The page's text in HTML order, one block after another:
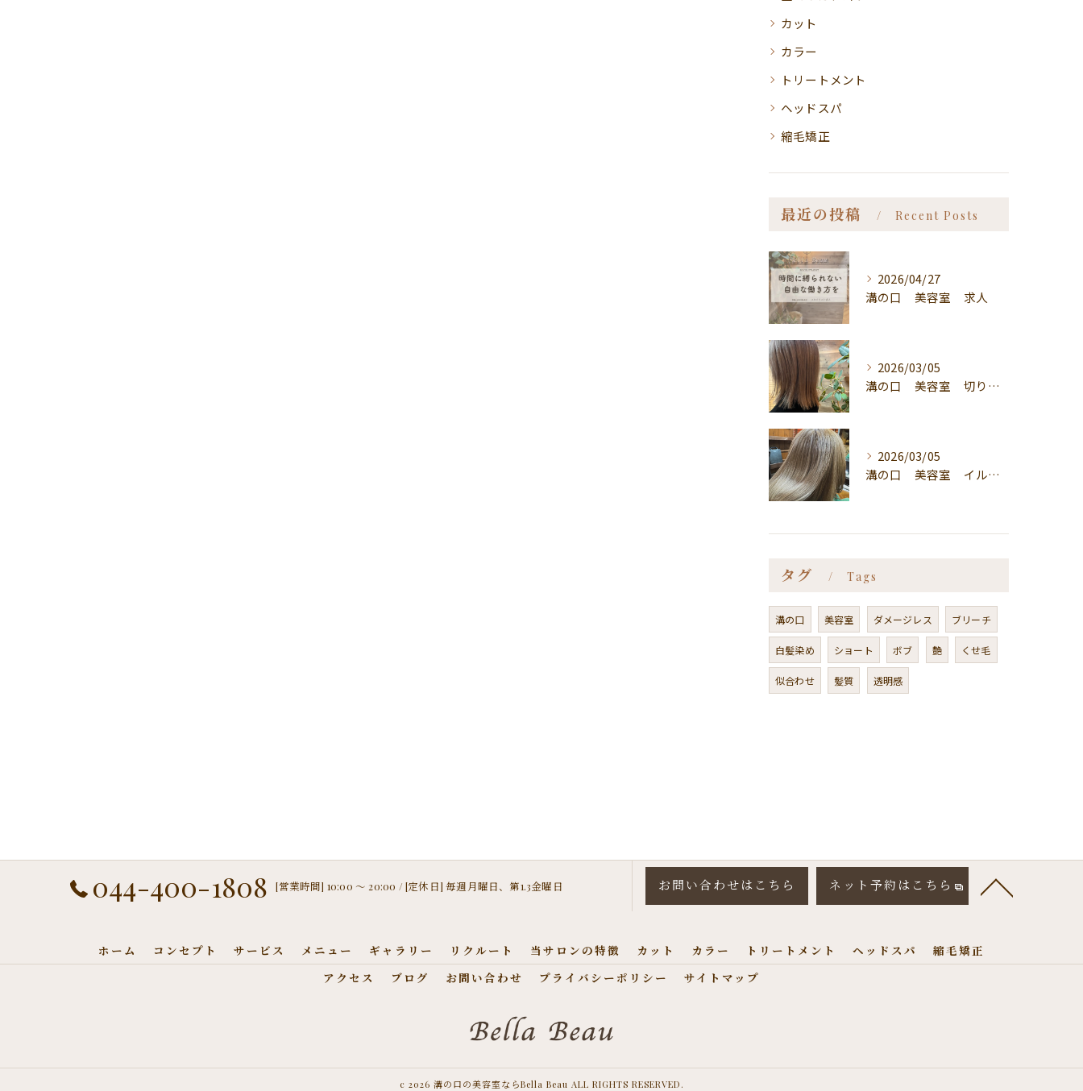
カット
カラー
トリートメント
ヘッドスパ
縮毛矯正
最近の投稿 Recent Posts
2026/04/27
溝の口 美容室 求人
2026/03/05
溝の口 美容室 切りっぱなしボブ
2026/03/05
溝の口 美容室 イルミナカラー
タグ Tags
溝の口 美容室 ダメージレス ブリーチ
白髪染め ショート ボブ 艶 くせ毛
似合わせ 髪質 透明感
044-400-1808 [営業時間] 10:00 〜 20:00 / [定休日] 毎週月曜日、第1.3金曜日 お問い合わせはこちら ネット予約はこちら
ホーム コンセプト サービス メニュー ギャラリー リクルート 当サロンの特徴 カット カラー トリートメント ヘッドスパ
縮毛矯正
アクセス
ブログ お問い合わせ プライバシーポリシー サイトマップ
c 2026 溝の口の美容室ならBella Beau ALL RIGHTS RESERVED.